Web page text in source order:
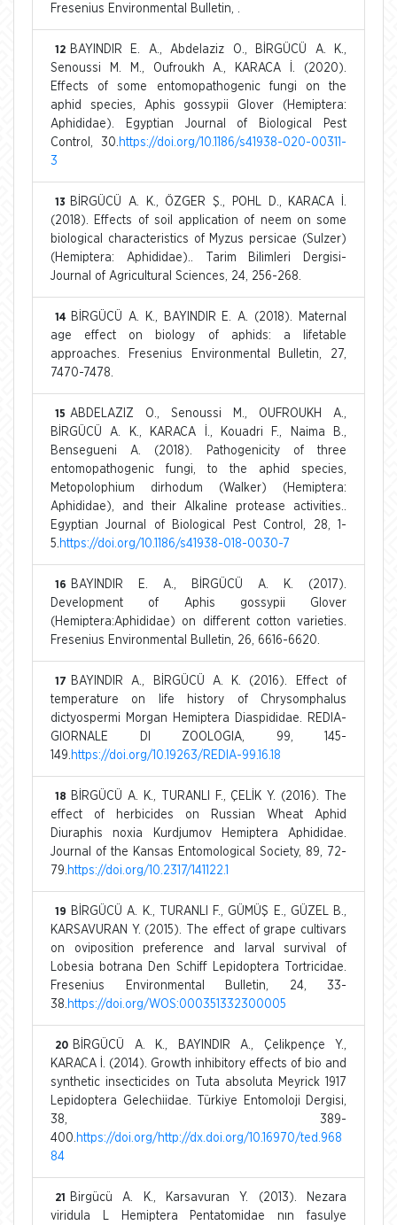
Fresenius Environmental Bulletin, .
12 BAYINDIR E. A., Abdelaziz O., BİRGÜCÜ A. K.,
Senoussi M. M., Oufroukh A., KARACA İ. (2020).
Effects of some entomopathogenic fungi on the
aphid species, Aphis gossypii Glover (Hemiptera:
Aphididae). Egyptian Journal of Biological Pest
Control, 30. https://doi.org/10.1186/s41938-020-00311-
3
13
BİRGÜCÜ A. K., ÖZGER Ş., POHL D., KARACA İ.
(2018). Effects of soil application of neem on some
biological characteristics of Myzus persicae (Sulzer)
(Hemiptera: Aphididae).. Tarim Bilimleri Dergisi-
Journal of Agricultural Sciences, 24, 256-268.
14
BİRGÜCÜ A. K., BAYINDIR E. A. (2018). Maternal
age effect on biology of aphids: a lifetable
approaches. Fresenius Environmental Bulletin, 27,
7470-7478.
15 ABDELAZIZ O., Senoussi M., OUFROUKH A.,
BİRGÜCÜ A. K., KARACA İ., Kouadri F., Naima B.,
Bensegueni A. (2018). Pathogenicity of three
entomopathogenic fungi, to the aphid species,
Metopolophium dirhodum (Walker) (Hemiptera:
Aphididae), and their Alkaline protease activities..
Egyptian Journal of Biological Pest Control, 28, 1-
5. https://doi.org/10.1186/s41938-018-0030-7
16
BAYINDIR E. A., BİRGÜCÜ A. K. (2017).
Development of Aphis gossypii Glover
(Hemiptera:Aphididae) on different cotton varieties.
Fresenius Environmental Bulletin, 26, 6616-6620.
17
BAYINDIR A., BİRGÜCÜ A. K. (2016). Effect of
temperature on life history of Chrysomphalus
dictyospermi Morgan Hemiptera Diaspididae. REDIA-
GIORNALE DI ZOOLOGIA, 99, 145-
149. https://doi.org/10.19263/REDIA-99.16.18
18
BİRGÜCÜ A. K., TURANLI F., ÇELİK Y. (2016). The
effect of herbicides on Russian Wheat Aphid
Diuraphis noxia Kurdjumov Hemiptera Aphididae.
Journal of the Kansas Entomological Society, 89, 72-
79. https://doi.org/10.2317/141122.1
19
BİRGÜCÜ A. K., TURANLI F., GÜMÜŞ E., GÜZEL B.,
KARSAVURAN Y. (2015). The effect of grape cultivars
on oviposition preference and larval survival of
Lobesia botrana Den Schiff Lepidoptera Tortricidae.
Fresenius Environmental Bulletin, 24, 33-
38. https://doi.org/WOS:000351332300005
20 BİRGÜCÜ A. K., BAYINDIR A., Çelikpençe Y.,
KARACA İ. (2014). Growth inhibitory effects of bio and
synthetic insecticides on Tuta absoluta Meyrick 1917
Lepidoptera Gelechiidae. Türkiye Entomoloji Dergisi,
38, 389-
400. https://doi.org/http://dx.doi.org/10.16970/ted.968
84
21
Birgücü A. K., Karsavuran Y. (2013). Nezara
viridula L Hemiptera Pentatomidae nın fasulye